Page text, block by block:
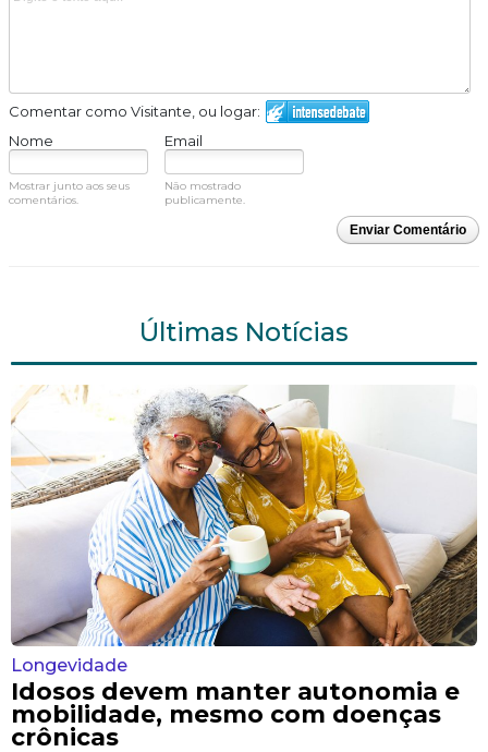
Comentar como Visitante, ou logar:
Nome
Email
Mostrar junto aos seus
comentários.
Não mostrado
publicamente.
Enviar Comentário
Últimas Notícias
Longevidade
Idosos devem manter autonomia e
mobilidade, mesmo com doenças
crônicas